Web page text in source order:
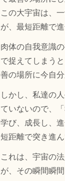
この大宇宙は、
が、最短距離で
肉体の自我意識
で捉えてしまう
善の場所に今自
しかし、私達の
ていないので、
学び、成長し、
短距離で突き進
これは、宇宙の
が、その瞬間瞬